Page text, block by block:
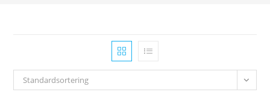
Standardsortering